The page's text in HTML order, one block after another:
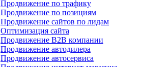
Продвижение по трафику
Продвижение по позициям
Продвижение сайтов по лидам
Оптимизация сайта
Продвижение B2B компании
Продвижение автодилера
Продвижение автосервиса